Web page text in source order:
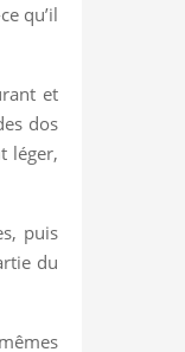
qu’il
et
dos
léger,
puis
du